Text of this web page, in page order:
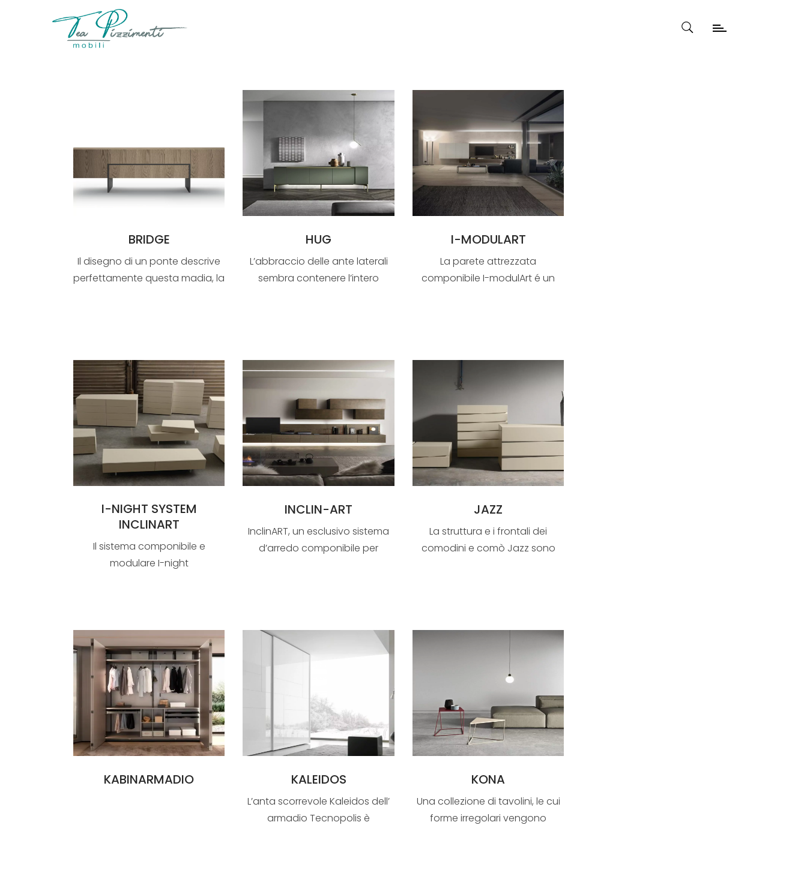
BRIDGE
Il disegno di un ponte descrive
perfettamente questa madia, la
HUG
L’abbraccio delle ante laterali
sembra contenere l’intero
I-MODULART
La parete attrezzata
componibile I-modulArt é un
I-NIGHT SYSTEM
INCLINART
Il sistema componibile e
modulare I-night
INCLIN-ART
InclinART, un esclusivo sistema
d’arredo componibile per
JAZZ
La struttura e i frontali dei
comodini e comò Jazz sono
KABINARMADIO KALEIDOS
L’anta scorrevole Kaleidos dell’
armadio Tecnopolis è
KONA
Una collezione di tavolini, le cui
forme irregolari vengono